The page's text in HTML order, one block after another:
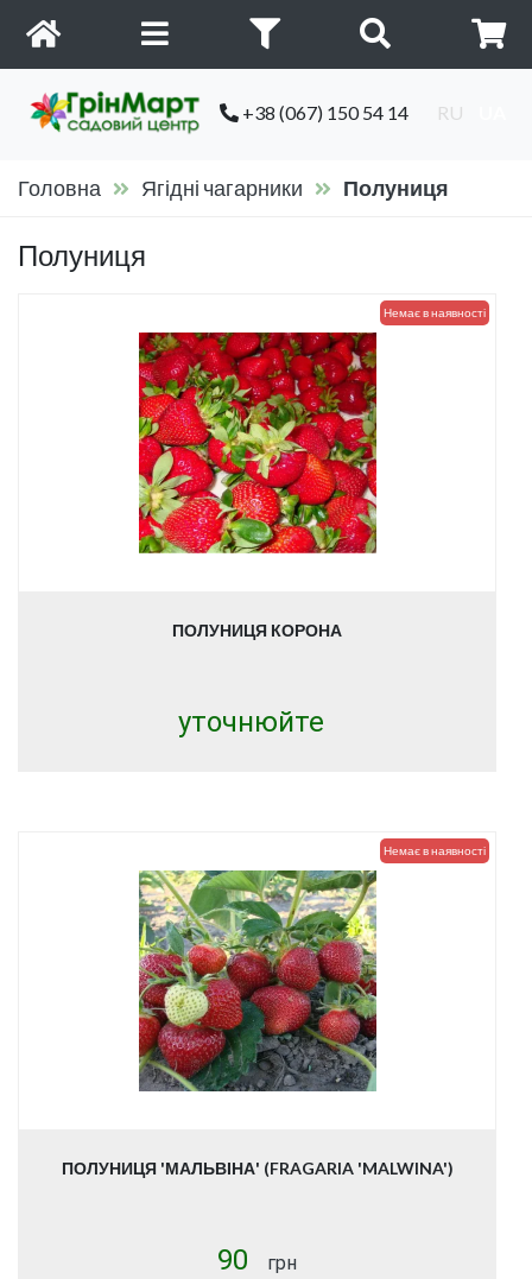
+38 (067) 150 54 14 RU
Головна Ягідні чагарники Полуниця
Полуниця
Немає в наявності
ПОЛУНИЦЯ КОРОНА
уточнюйте
Немає в наявності
ПОЛУНИЦЯ 'МАЛЬВІНА' (FRAGARIA 'MALWINA')
90 грн